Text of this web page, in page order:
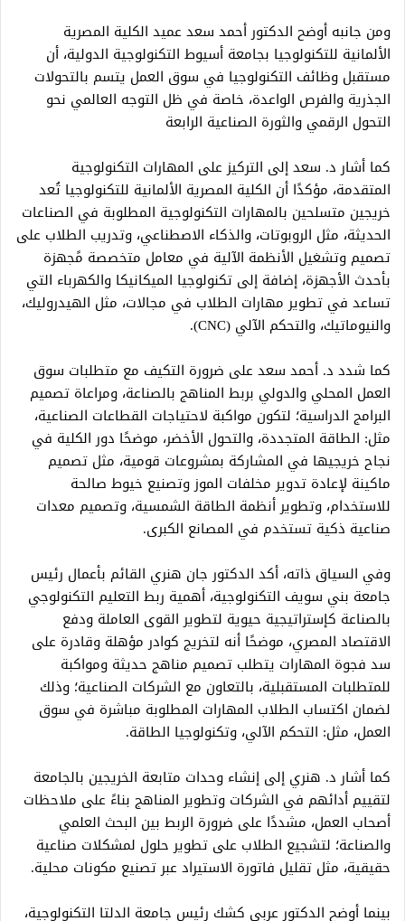
ومن جانبه أوضح الدكتور أحمد سعد عميد الكلية المصرية
الألمانية للتكنولوجيا بجامعة أسيوط التكنولوجية الدولية، أن
مستقبل وظائف التكنولوجيا في سوق العمل يتسم بالتحولات
الجذرية والفرص الواعدة، خاصة في ظل التوجه العالمي نحو
التحول الرقمي والثورة الصناعية الرابعة
كما أشار د. سعد إلى التركيز على المهارات التكنولوجية
المتقدمة، مؤكدًا أن الكلية المصرية الألمانية للتكنولوجيا تُعد
خريجين متسلحين بالمهارات التكنولوجية المطلوبة في الصناعات
الحديثة، مثل الروبوتات، والذكاء الاصطناعي، وتدريب الطلاب على
تصميم وتشغيل الأنظمة الآلية في معامل متخصصة مًجهزة
بأحدث الأجهزة، إضافة إلى تكنولوجيا الميكانيكا والكهرباء التي
تساعد في تطوير مهارات الطلاب في مجالات، مثل الهيدروليك،
والنيوماتيك، والتحكم الآلي (CNC).
كما شدد د. أحمد سعد على ضرورة التكيف مع متطلبات سوق
العمل المحلي والدولي بربط المناهج بالصناعة، ومراعاة تصميم
البرامج الدراسية؛ لتكون مواكبة لاحتياجات القطاعات الصناعية،
مثل: الطاقة المتجددة، والتحول الأخضر، موضحًا دور الكلية في
نجاح خريجيها في المشاركة بمشروعات قومية، مثل تصميم
ماكينة لإعادة تدوير مخلفات الموز وتصنيع خيوط صالحة
للاستخدام، وتطوير أنظمة الطاقة الشمسية، وتصميم معدات
صناعية ذكية تستخدم في المصانع الكبرى.
وفي السياق ذاته، أكد الدكتور جان هنري القائم بأعمال رئيس
جامعة بني سويف التكنولوجية، أهمية ربط التعليم التكنولوجي
بالصناعة كإستراتيجية حيوية لتطوير القوى العاملة ودفع
الاقتصاد المصري، موضحًا أنه لتخريج كوادر مؤهلة وقادرة على
سد فجوة المهارات يتطلب تصميم مناهج حديثة ومواكبة
للمتطلبات المستقبلية، بالتعاون مع الشركات الصناعية؛ وذلك
لضمان اكتساب الطلاب المهارات المطلوبة مباشرة في سوق
العمل، مثل: التحكم الآلي، وتكنولوجيا الطاقة.
كما أشار د. هنري إلى إنشاء وحدات متابعة الخريجين بالجامعة
لتقييم أدائهم في الشركات وتطوير المناهج بناءً على ملاحظات
أصحاب العمل، مشددًا على ضرورة الربط بين البحث العلمي
والصناعة؛ لتشجيع الطلاب على تطوير حلول لمشكلات صناعية
حقيقية، مثل تقليل فاتورة الاستيراد عبر تصنيع مكونات محلية.
بينما أوضح الدكتور عربي كشك رئيس جامعة الدلتا التكنولوجية،